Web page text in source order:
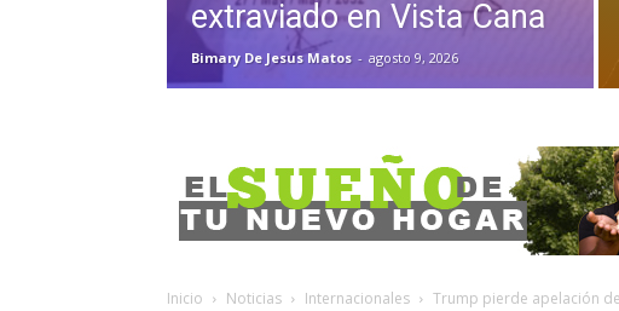
extraviado en Vista Cana
Bimary De Jesus Matos - agosto 9, 2026
Inicio Noticias Internacionales Trump pierde apelación